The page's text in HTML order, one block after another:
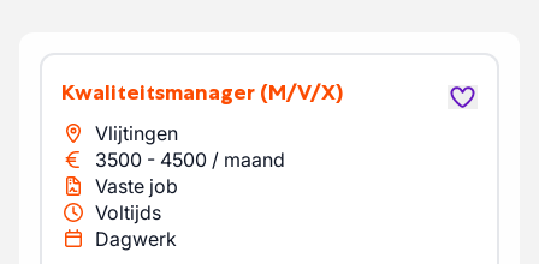
Kwaliteitsmanager (M/V/X)
Vlijtingen
3500 - 4500 / maand
Vaste job
Voltijds
Dagwerk